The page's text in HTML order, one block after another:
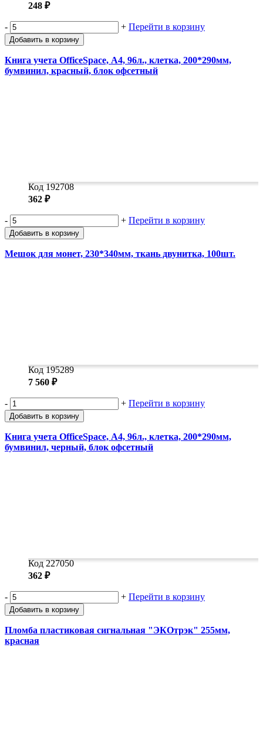
248 ₽
- + Перейти в корзину
Добавить в корзину
Книга учета OfficeSpace, А4, 96л., клетка, 200*290мм,
бумвинил, красный, блок офсетный
Код 192708
362 ₽
- + Перейти в корзину
Добавить в корзину
Мешок для монет, 230*340мм, ткань двунитка, 100шт.
Код 195289
7 560 ₽
- + Перейти в корзину
Добавить в корзину
Книга учета OfficeSpace, А4, 96л., клетка, 200*290мм,
бумвинил, черный, блок офсетный
Код 227050
362 ₽
- + Перейти в корзину
Добавить в корзину
Пломба пластиковая сигнальная "ЭКОтрэк" 255мм,
красная